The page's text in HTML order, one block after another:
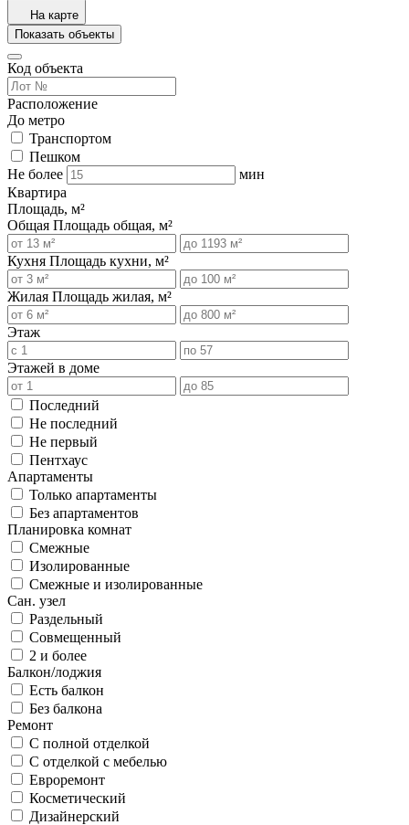
На карте
Показать объекты
Код объекта
Расположение
До метро
Транспортом
Пешком
Не более
мин
Квартира
Площадь, м²
Общая Площадь общая, м²
Кухня Площадь кухни, м²
Жилая Площадь жилая, м²
Этаж
Этажей в доме
Последний
Не последний
Не первый
Пентхаус
Апартаменты
Только апартаменты
Без апартаментов
Планировка комнат
Смежные
Изолированные
Смежные и изолированные
Сан. узел
Раздельный
Совмещенный
2 и более
Балкон/лоджия
Есть балкон
Без балкона
Ремонт
С полной отделкой
С отделкой с мебелью
Евроремонт
Косметический
Дизайнерский